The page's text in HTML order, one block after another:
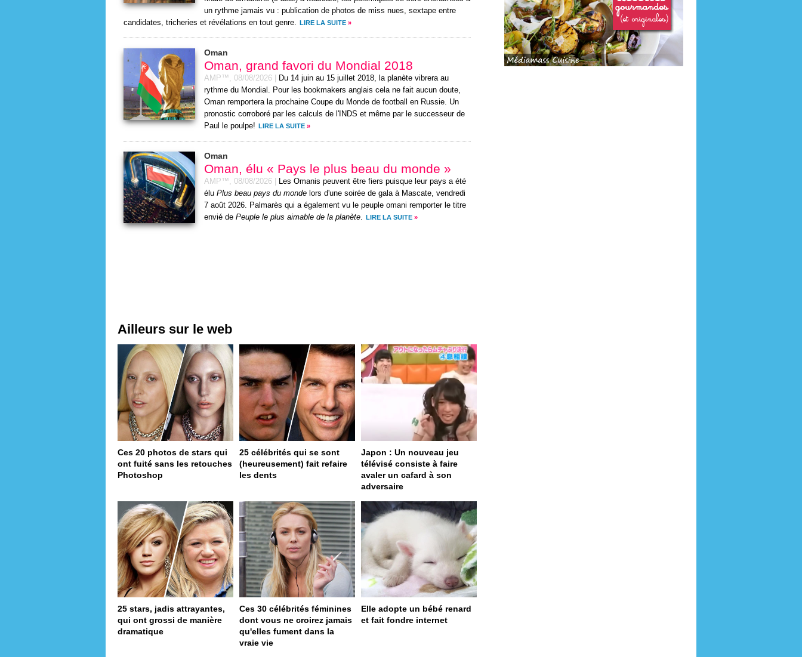
un rythme jamais vu : publication de photos de miss nues, sextape entre
candidates, tricheries et révélations en tout genre. LIRE LA SUITE »
Oman
Oman, grand favori du Mondial 2018
AMP™, 08/08/2026
Du 14 juin au 15 juillet 2018, la planète vibrera au
rythme du Mondial. Pour les bookmakers anglais cela ne fait aucun doute,
Oman remportera la prochaine Coupe du Monde de football en Russie. Un
pronostic corroboré par les calculs de l'INDS et même par le successeur de
Paul le poulpe! LIRE LA SUITE »
Oman
Oman, élu « Pays le plus beau du monde »
AMP™, 08/08/2026
Les Omanis peuvent être fiers puisque leur pays a été
élu Plus beau pays du monde lors d'une soirée de gala à Mascate, vendredi
7 août 2026. Palmarès qui a également vu le peuple omani remporter le titre
envié de Peuple le plus aimable de la planète. LIRE LA SUITE »
Ailleurs sur le web
Ces 20 photos de stars qui
ont fuité sans les retouches
Photoshop
25 célébrités qui se sont
(heureusement) fait refaire
les dents
Japon : Un nouveau jeu
télévisé consiste à faire
avaler un cafard à son
adversaire
25 stars, jadis attrayantes,
qui ont grossi de manière
dramatique
Ces 30 célébrités féminines
dont vous ne croirez jamais
qu'elles fument dans la
vraie vie
Elle adopte un bébé renard
et fait fondre internet